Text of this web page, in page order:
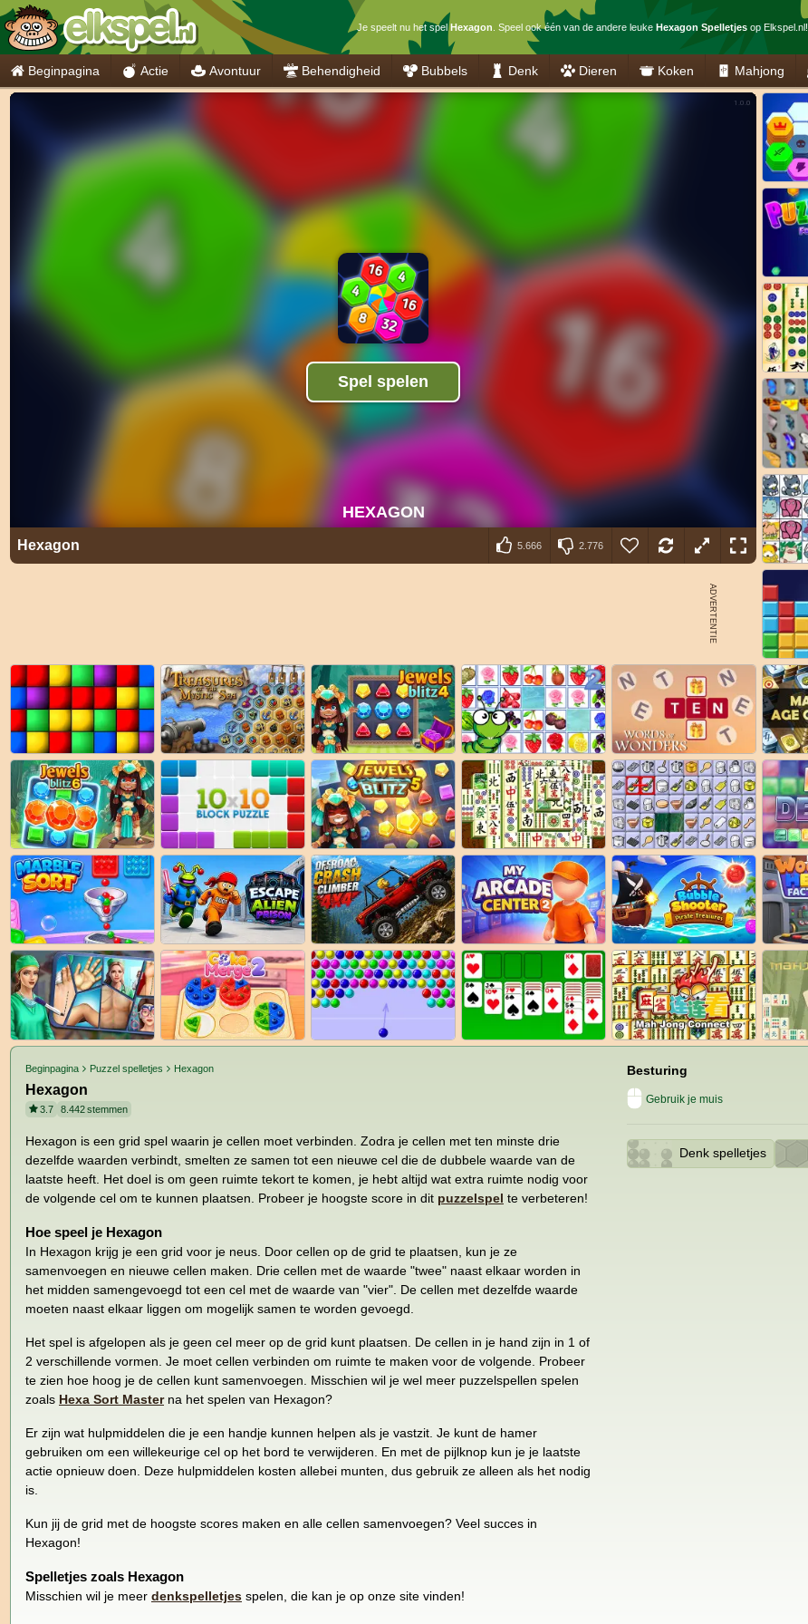
Je speelt nu het spelHexagon . Speel ook één van de andere leuke Hexagon Spelletjesop Elkspel.nl!
Beginpagina Actie Avontuur Behendigheid Bubbels Denk Dieren Koken Mahjong
Hexagon 5.666 2.776
Beginpagina Puzzel spelletjes Hexagon
Hexagon
3.7 8.442stemmen
Hexagon is een grid spel waarin je cellen moet verbinden. Zodra je cellen met ten minste drie
dezelfde waarden verbindt, smelten ze samen tot een nieuwe cel die de dubbele waarde van de
laatste heeft. Het doel is om geen ruimte tekort te komen, je hebt altijd wat extra ruimte nodig voor
de volgende cel om te kunnen plaatsen. Probeer je hoogste score in dit puzzelspel te verbeteren!
Hoe speel je Hexagon
In Hexagon krijg je een grid voor je neus. Door cellen op de grid te plaatsen, kun je ze
samenvoegen en nieuwe cellen maken. Drie cellen met de waarde "twee" naast elkaar worden in
het midden samengevoegd tot een cel met de waarde van "vier". De cellen met dezelfde waarde
moeten naast elkaar liggen om mogelijk samen te worden gevoegd.
Het spel is afgelopen als je geen cel meer op de grid kunt plaatsen. De cellen in je hand zijn in 1 of
2 verschillende vormen. Je moet cellen verbinden om ruimte te maken voor de volgende. Probeer
te zien hoe hoog je de cellen kunt samenvoegen. Misschien wil je wel meer puzzelspellen spelen
zoals Hexa Sort Masterna het spelen van Hexagon?
Er zijn wat hulpmiddelen die je een handje kunnen helpen als je vastzit. Je kunt de hamer
gebruiken om een willekeurige cel op het bord te verwijderen. En met de pijlknop kun je je laatste
actie opnieuw doen. Deze hulpmiddelen kosten allebei munten, dus gebruik ze alleen als het nodig
is.
Kun jij de grid met de hoogste scores maken en alle cellen samenvoegen? Veel succes in
Hexagon!
Spelletjes zoals Hexagon
Misschien wil je meer denkspelletjes spelen, die kan je op onze site vinden!
Besturing
Gebruik je muis
Denk spelletjes